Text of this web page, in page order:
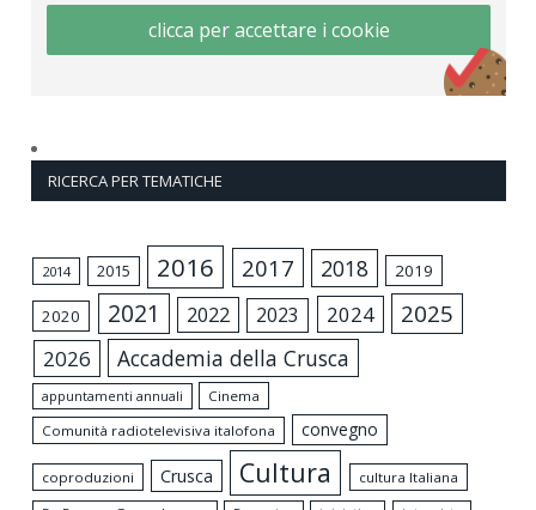
clicca per accettare i cookie
RICERCA PER TEMATICHE
2014 2015 2016 2017 2018 2019
2020 2021 2022 2023 2024 2025
2026 Accademia della Crusca
appuntamenti annuali
Cinema
Comunità radiotelevisiva italofona
convegno
coproduzioni Crusca Cultura
cultura Italiana